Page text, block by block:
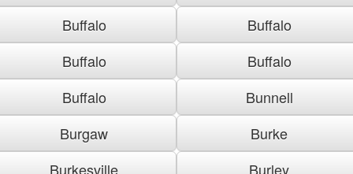
Buffalo
Buffalo
Buffalo
Buffalo
Buffalo
Bunnell
Burgaw
Burke
Burkesville
Burley